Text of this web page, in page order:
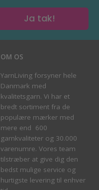
Ja tak!
OM OS
YarnLiving forsyner hele
Danmark med
kvalitetsgarn. Vi har et
bredt sortiment fra de
populære mærker med
mere end 600
garnkvaliteter og 30.000
varenumre. Vores team
tilstræber at give dig den
bedst mulige service og
hurtigste levering til enhver